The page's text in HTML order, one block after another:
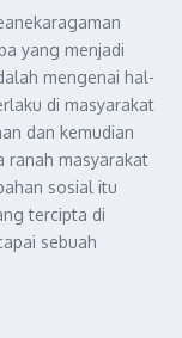
yang menjadi
mengenai hal-
di masyarakat
dan kemudian
ranah masyarakat
sosial itu
tercipta di
sebuah